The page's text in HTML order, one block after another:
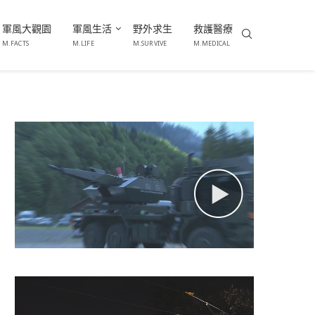
軍風大觀園
M.FACTS
軍風生活
M.LIFE
野外求生
M.SURVIVE
救護醫療
M.MEDICAL